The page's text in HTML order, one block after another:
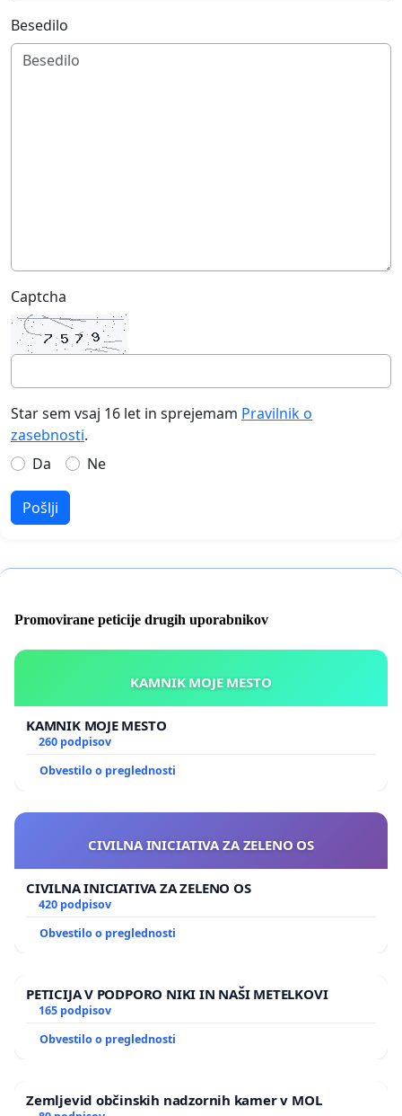
Besedilo
Captcha
Star sem vsaj 16 let in sprejemam Pravilnik o
zasebnosti.
Da
Ne
Pošlji
Promovirane peticije drugih uporabnikov
KAMNIK MOJE MESTO
KAMNIK MOJE MESTO
260 podpisov
Obvestilo o preglednosti
CIVILNA INICIATIVA ZA ZELENO OS
CIVILNA INICIATIVA ZA ZELENO OS
420 podpisov
Obvestilo o preglednosti
PETICIJA V PODPORO NIKI IN NAŠI METELKOVI
165 podpisov
Obvestilo o preglednosti
Zemljevid občinskih nadzornih kamer v MOL